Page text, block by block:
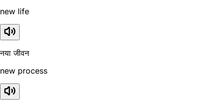
new life
नया जीवन
new process